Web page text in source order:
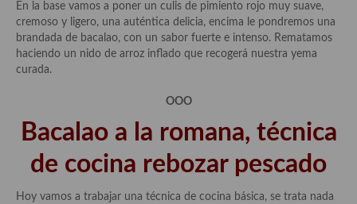
En la base vamos a poner un culis de pimiento rojo muy suave,
cremoso y ligero, una auténtica delicia, encima le pondremos una
brandada de bacalao, con un sabor fuerte e intenso. Rematamos
haciendo un nido de arroz inflado que recogerá nuestra yema
curada.
OOO
Bacalao a la romana, técnica
de cocina rebozar pescado
Hoy vamos a trabajar una técnica de cocina básica, se trata nada